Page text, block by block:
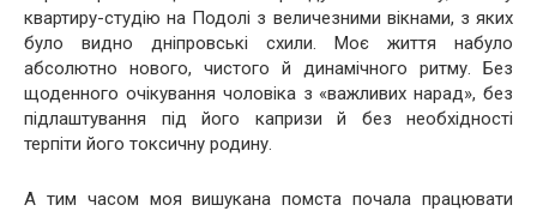
квартиру-студію на Подолі з величезними вікнами, з яких
було видно дніпровські схили. Моє життя набуло
абсолютно нового, чистого й динамічного ритму. Без
щоденного очікування чоловіка з «важливих нарад», без
підлаштування під його капризи й без необхідності
терпіти його токсичну родину.
А тим часом моя вишукана помста почала працювати